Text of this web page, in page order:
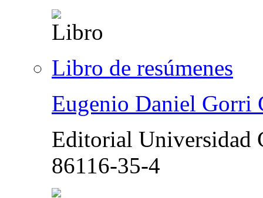
Libro de resúmenes
Eugenio Daniel Gorri
Editorial Universidad
86116-35-4